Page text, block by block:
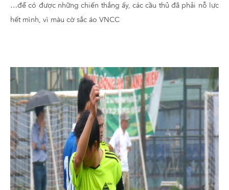
…để có được những chiến thắng ấy, các cầu thủ đã phải nỗ lực
hết mình, vì màu cờ sắc áo VNCC